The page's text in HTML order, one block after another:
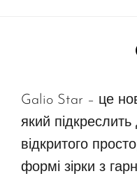
Galio Star – це
який
відкритого
формі зірки з